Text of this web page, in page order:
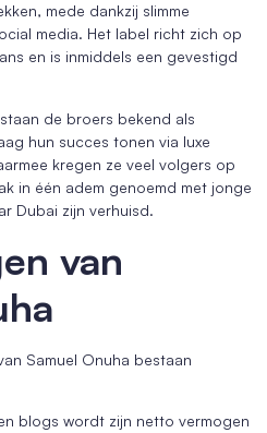
mede dankzij slimme
media. Het label richt zich op
en is inmiddels een gevestigd
de broers bekend als
hun succes tonen via luxe
kregen ze veel volgers op
in één adem genoemd met jonge
Dubai zijn verhuisd.
van
Samuel Onuha bestaan
blogs wordt zijn netto vermogen